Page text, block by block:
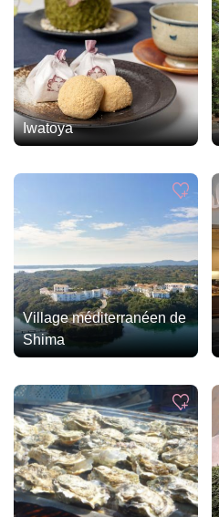
Iwatoya
Village méditerranéen de
Shima